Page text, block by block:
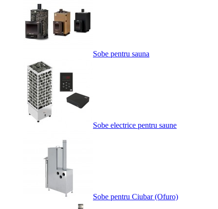
Sobe pentru sauna
Sobe electrice pentru saune
Sobe pentru Ciubar (Ofuro)